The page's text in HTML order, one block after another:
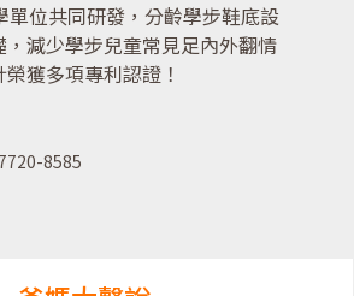
位共同研發，分齡學步鞋底設
減少學步兒童常見足內外翻情
獲多項專利認證！
8585